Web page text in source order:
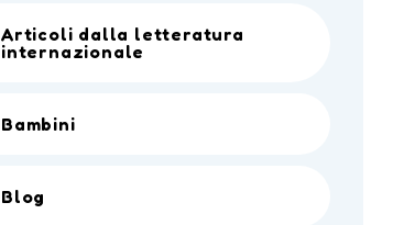
Articoli dalla letteratura
internazionale
Bambini
Blog